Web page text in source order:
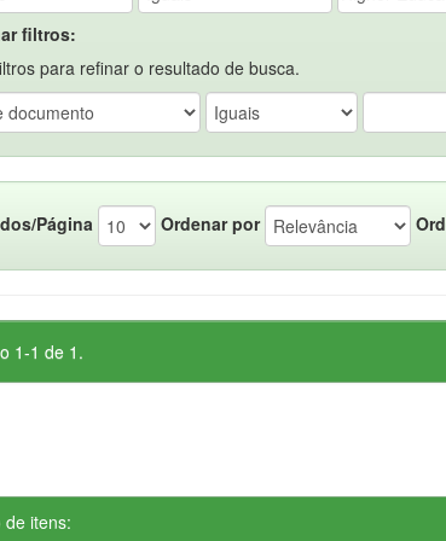
filtros:
para refinar o resultado de busca.
Página Ordenar por
1-1 de 1.
de itens: